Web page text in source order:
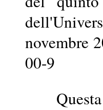
novembre
00-9